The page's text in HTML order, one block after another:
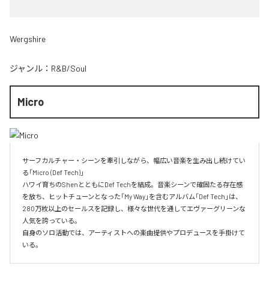
Wergshire
ジャンル： R&B/Soul
Micro
サーフカルチャー・シーンを牽引しながら、幅広い音楽を生み出し続けてい
る「Micro (Def Tech)」
ハワイ育ちのShenとともにDef Techを結成。音楽シーンで確固たる存在感
を放ち、ヒットチューンとなった「My Way」を含むアルバム「Def Tech」は、
280万枚以上のセールスを記録し、様々な世代を通してエヴァーグリーンな
人気を誇っている。
自身のソロ活動では、アーティストへの楽曲提供やプロデュースを手掛けて
いる。